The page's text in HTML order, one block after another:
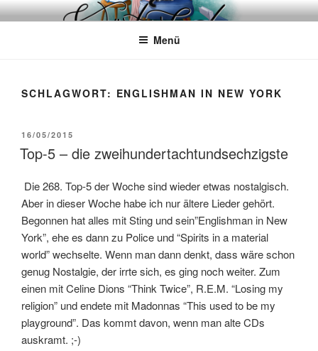
Zum
InhaltWÖRTERKATZE
Von Büchern erzählen
Menü
SCHLAGWORT: ENGLISHMAN IN NEW YORK
VERÖFFENTLICHT
AM
16/05/2015
Top-5 – die zweihundertachtundsechzigste
Die 268. Top-5 der Woche sind wieder etwas nostalgisch.
Aber in dieser Woche habe ich nur ältere Lieder gehört.
Begonnen hat alles mit Sting und sein”Englishman in New
York”, ehe es dann zu Police und “Spirits in a material
world” wechselte. Wenn man dann denkt, dass wäre schon
genug Nostalgie, der irrte sich, es ging noch weiter. Zum
einen mit Celine Dions “Think Twice”, R.E.M. “Losing my
religion” und endete mit Madonnas “This used to be my
playground”. Das kommt davon, wenn man alte CDs
auskramt. ;-)